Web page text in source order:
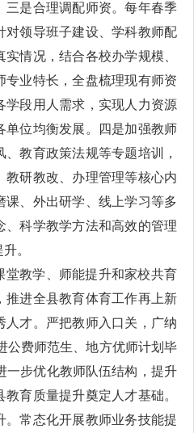
三是合理调配师资。每年春季
对领导班子建设、学科教师配
情况，结合各校办学规模、
专业特长，全盘梳理现有师资
学段用人需求，实现人力资源
单位均衡发展。四是加强教师
教育政策法规等专题培训，
教研教改、办理管理等核心内
课、外出研学、线上学习等多
、科学教学方法和高效的管理
。
堂教学、师能提升和家校共育
推进全县教育体育工作再上新
人才。严把教师入口关，广纳
公费师范生、地方优师计划毕
一步优化教师队伍结构，提升
育质量提升奠定人才基础。
。常态化开展教师业务技能提